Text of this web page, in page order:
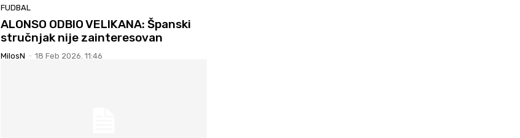
FUDBAL
ALONSO ODBIO VELIKANA: Španski
stručnjak nije zainteresovan
MilosN - 18 Feb 2026. 11:46